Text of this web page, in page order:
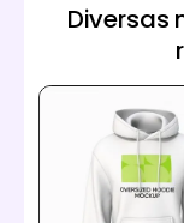
Diversas